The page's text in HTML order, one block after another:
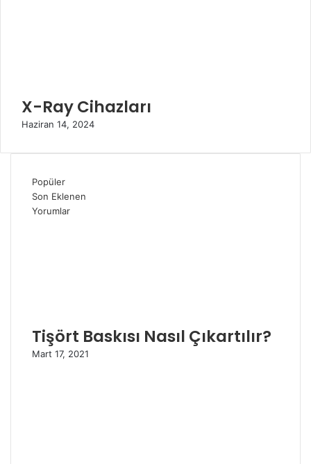
X-Ray Cihazları
Haziran 14, 2024
Popüler
Son Eklenen
Yorumlar
Tişört Baskısı Nasıl Çıkartılır?
Mart 17, 2021